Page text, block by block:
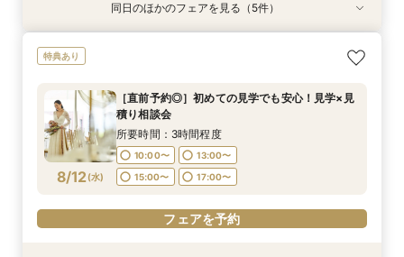
8/11 (火)
【韓国風レタッチが人気！】フォトウエディング
9:00〜
13:00〜
15:00〜
17:00〜
8/11 (火)
［直前予約◎］初めての見学でも安心！見学×見
10:00〜
15:00〜
17:00〜
フェアを予約
8/11 (火)
【直前予約◎】初めての見学でも安心！見学×見
10:00〜
15:00〜
17:00〜
フェアを予約
8/11 (火)
［タイパ重視］90分で相談会＆館内見学フェア
10:00〜
13:00〜
15:00〜
19:00〜
フェアを予約
8/11 (火)
【衣裳重視】ドレスサロンでの試着メインフェア
10:00〜
16:00〜
フェアを予約
同日のほかのフェアを見る（5件）
特典あり
8/12(水)
［直前予約◎］初めての見学でも安心！見学×見
積り相談会
所要時間：3時間程度
10:00〜
13:00〜
15:00〜
17:00〜
フェアを予約